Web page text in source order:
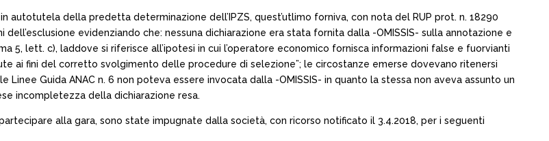
autotutela della predetta determinazione dell’IPZS, quest’utlimo forniva, con nota del RUP prot. n. 18290
evidenziando che: nessuna dichiarazione era stata fornita dalla -OMISSIS- sulla annotazione e
5, lett. c), laddove si riferisce all’ipotesi in cui l’operatore economico fornisca informazioni false e fuorvianti
ai fini del corretto svolgimento delle procedure di selezione”; le circostanze emerse dovevano ritenersi
Guida ANAC n. 6 non poteva essere invocata dalla -OMISSIS- in quanto la stessa non aveva assunto un
incompletezza della dichiarazione resa.
alla gara, sono state impugnate dalla società, con ricorso notificato il 3.4.2018, per i seguenti